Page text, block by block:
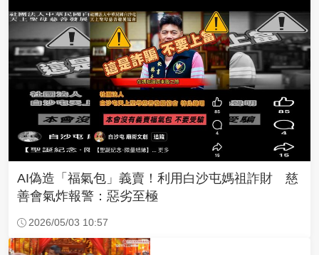
AI偽造「福氣包」義賣！利用白沙屯媽祖詐財 慈
善會氣炸報警：惡劣至極
2026/05/03 10:57